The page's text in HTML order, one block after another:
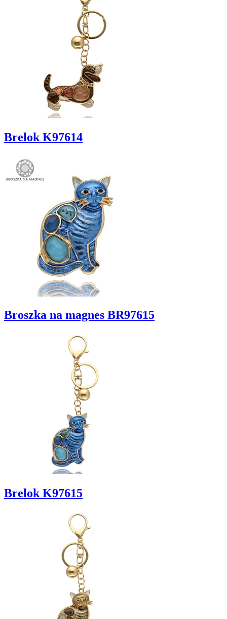
Brelok K97614
Broszka na magnes BR97615
Brelok K97615